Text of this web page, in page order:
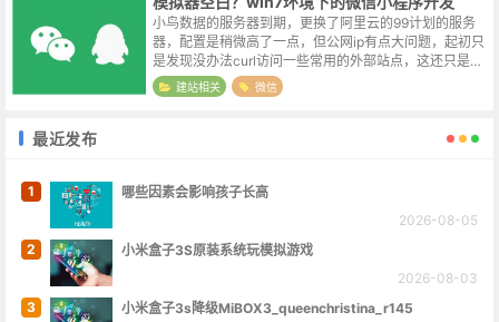
小鸟数据的服务器到期，更换了阿里云的99计划的服务
器，配置是稍微高了一点，但公网ip有点大问题，起初只
是发现没办法curl访问一些常用的外部站点，这还只是小
事，用一个本地linux小主机获取数据自动上传到阿里云就
解决了。近期又发现，更...
建站相关 微信
最近发布
1
哪些因素会影响孩子长高
2026-08-05
2
小米盒子3S原装系统玩模拟游戏
2026-08-03
3
小米盒子3s降级MiBOX3_queenchristina_r145